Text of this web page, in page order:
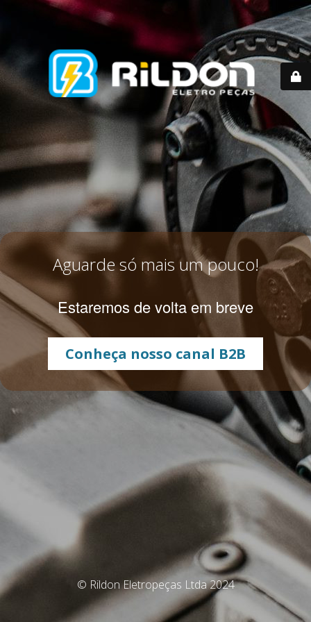
Aguarde só mais um pouco!
Estaremos de volta em breve
Conheça nosso canal B2B
© Rildon Eletropeças Ltda 2024